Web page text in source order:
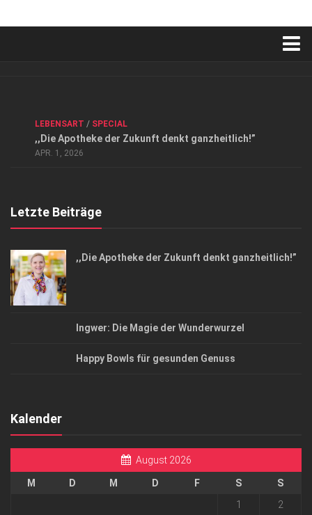
Datenschutzerklärung
Top Magazin Dresden / Ostsachsen
LEBENSART / SPECIAL
,,Die Apotheke der Zukunft denkt ganzheitlich!”
APR. 1, 2026
Letzte Beiträge
,,Die Apotheke der Zukunft denkt ganzheitlich!”
Ingwer: Die Magie der Wunderwurzel
Happy Bowls für gesunden Genuss
Kalender
August 2026
M D M D F S
S
1
2